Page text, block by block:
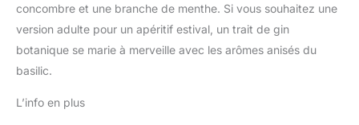
concombre et une branche de menthe. Si vous souhaitez une
version adulte pour un apéritif estival, un trait de gin
botanique se marie à merveille avec les arômes anisés du
basilic.
L’info en plus